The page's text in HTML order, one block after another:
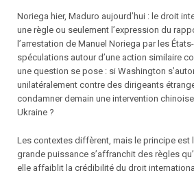
Noriega hier, Maduro aujourd’hui : le droit
une règle ou seulement l’expression du
l’arrestation de Manuel Noriega par les
spéculations autour d’une action similaire
une question se pose : si Washington
unilatéralement contre des dirigeants
condamner demain une intervention
Ukraine ?
Les contextes diffèrent, mais le principe est
grande puissance s’affranchit des règles
elle affaiblit la crédibilité du droit